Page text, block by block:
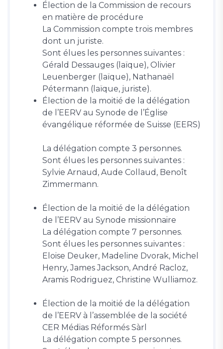
Élection de la Commission de recours
en matière de procédure
La Commission compte trois membres
dont un juriste.
Sont élues les personnes suivantes :
Gérald Dessauges (laïque), Olivier
Leuenberger (laïque), Nathanaël
Pétermann (laïque, juriste).
Élection de la moitié de la délégation
de l’EERV au Synode de l’Église
évangélique réformée de Suisse (EERS)
La délégation compte 3 personnes.
Sont élues les personnes suivantes :
Sylvie Arnaud, Aude Collaud, Benoît
Zimmermann.
Élection de la moitié de la délégation
de l’EERV au Synode missionnaire
La délégation compte 7 personnes.
Sont élues les personnes suivantes :
Eloise Deuker, Madeline Dvorak, Michel
Henry, James Jackson, André Racloz,
Aramis Rodriguez, Christine Wulliamoz.
Élection de la moitié de la délégation
de l’EERV à l’assemblée de la société
CER Médias Réformés Sàrl
La délégation compte 5 personnes.